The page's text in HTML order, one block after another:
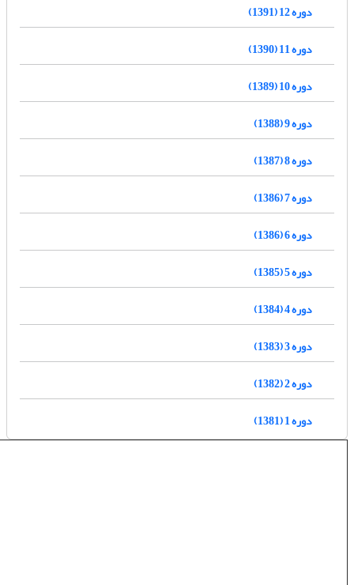
دوره 12 (1391)
دوره 11 (1390)
دوره 10 (1389)
دوره 9 (1388)
دوره 8 (1387)
دوره 7 (1386)
دوره 6 (1386)
دوره 5 (1385)
دوره 4 (1384)
دوره 3 (1383)
دوره 2 (1382)
دوره 1 (1381)